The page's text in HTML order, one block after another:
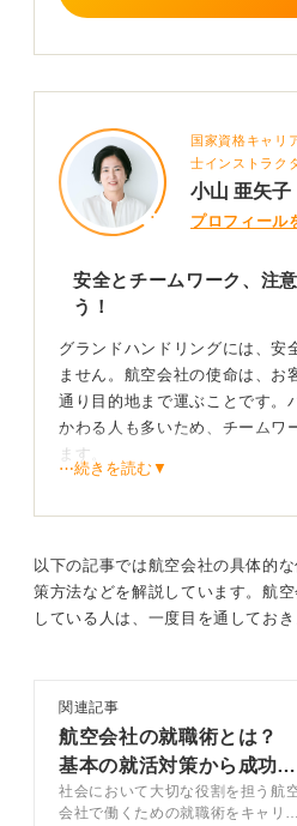
また、屋外での作業が中心で、
される！
グランドハンドリングで企業が
トを理解しておいてください。
1つ目は、緊張感のある環境で
です。たとえば、航空機のすぐ
ス防止策の経験が求められます
2つ目は、チームワークの質で
速くて正確な連携が重要になり
ょう。
3つ目は、悪天候や深夜勤務に
と結びつけることが説得力にな
志望動機では自分の強みを企
志望動機は「好きだから」では
経験をどのように企業の現場で
に変えることが効果的です。
アルバイトや部活、体力や集中
国家資格キャリ
士インストラク
小山 亜矢子
プロフィール
安全とチームワーク、注
う！
グランドハンドリングには、安
ません。航空会社の使命は、お
通り目的地まで運ぶことです。
かわる人も多いため、チームワ
ます。
できるか、そして注意力やリス
志望動機を述べる際には、上記
おきましょう。
よう
また、志望動機を作る際には、
することが大切です。高校や大
したエピソードを書きだしまし
⋯続きを読む▼
以下の記事では航空会社の具体的
策方法などを解説しています。航
している人は、一度目を通しておき
関連記事
航空会社の就職術とは？
基本の就活対策から成功の
秘訣まで解説
社会において大切な役割を担う航
会社で働くための就職術をキャリア